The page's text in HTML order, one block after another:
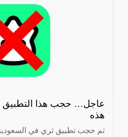
عاجل… حجب هذا التطبيق
هذه
تم حجب تطبيق ثري في